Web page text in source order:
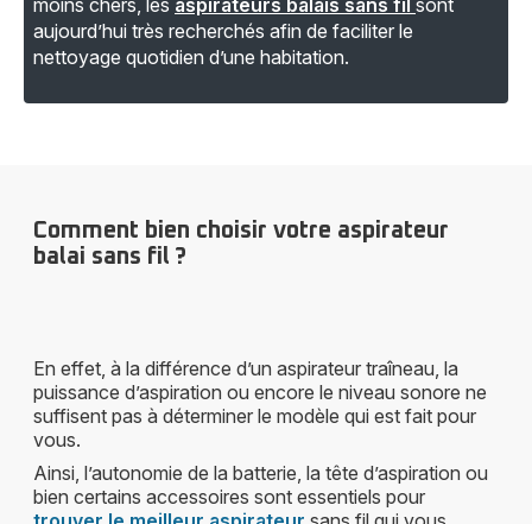
moins chers, les aspirateurs balais sans fil sont
aujourd’hui très recherchés afin de faciliter le
nettoyage quotidien d’une habitation.
Comment bien choisir votre aspirateur
balai sans fil ?
En effet, à la différence d’un aspirateur traîneau, la
puissance d’aspiration ou encore le niveau sonore ne
suffisent pas à déterminer le modèle qui est fait pour
vous.
Ainsi, l’autonomie de la batterie, la tête d’aspiration ou
bien certains accessoires sont essentiels pour